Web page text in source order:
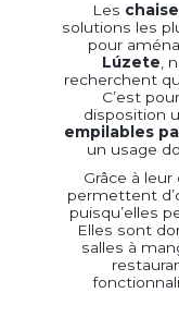
Les
solutions les
pour
Lúzete ,
recherchent
C’est
disposition
empilables
un usage
Grâce à
permettent
puisqu’elles
Elles sont
salles à